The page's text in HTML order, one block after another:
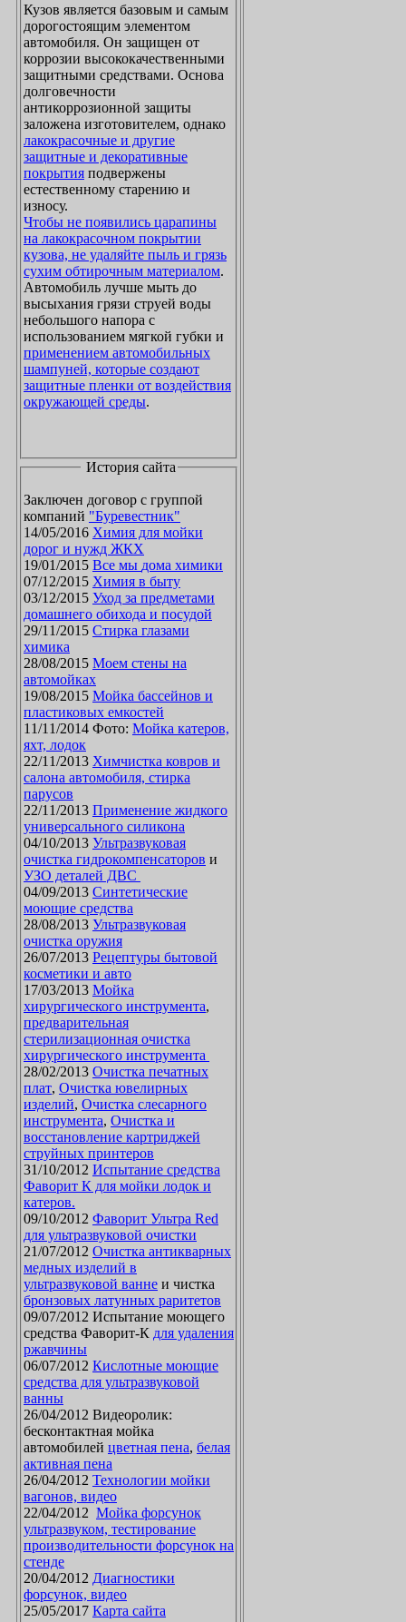
Кузов является базовым и самым
дорогостоящим элементом
автомобиля. Он защищен от
коррозии высококачественными
защитными средствами. Основа
долговечности
антикоррозионной защиты
заложена изготовителем, однако
лакокрасочные и другие
защитные и декоративные
покрытия подвержены
естественному старению и
износу.
Чтобы не появились царапины
на лакокрасочном покрытии
кузова, не удаляйте пыль и грязь
сухим обтирочным материалом.
Автомобиль лучше мыть до
высыхания грязи струей воды
небольшого напора с
использованием мягкой губки и
применением автомобильных
шампуней, которые создают
защитные пленки от воздействия
окружающей среды.
История сайта
Заключен договор с группой
компаний "Буревестник"
14/05/2016 Химия для мойки
дорог и нужд ЖКХ
19/01/2015
Все мы дома химики
07/12/2015 Химия в быту
03/12/2015 Уход за предметами
домашнего обихода и посудой
29/11/2015 Стирка глазами
химика
28/08/2015 Моем стены на
автомойках
19/08/2015 Мойка бассейнов и
пластиковых емкостей
11/11/2014 Фото: Мойка катеров,
яхт, лодок
22/11/2013 Химчистка ковров и
салона автомобиля, стирка
парусов
22/11/2013 Применение жидкого
универсального силикона
04/10/2013 Ультразвуковая
очистка гидрокомпенсаторов и
УЗО деталей ДВС
04/09/2013 Синтетические
моющие средства
28/08/2013 Ультразвуковая
очистка оружия
26/07/2013 Рецептуры бытовой
косметики и авто
17/03/2013 Мойка
хирургического инструмента,
предварительная
стерилизационная очистка
хирургического инструмента
28/02/2013 Очистка печатных
плат, Очистка ювелирных
изделий, Очистка слесарного
инструмента, Очистка и
восстановление картриджей
струйных принтеров
31/10/2012 Испытание средства
Фаворит К для мойки лодок и
катеров.
09/10/2012 Фаворит Ультра Red
для ультразвуковой очистки
21/07/2012 Очистка антикварных
медных изделий в
ультразвуковой ванне и чистка
бронзовых латунных раритетов
09/07/2012 Испытание моющего
средства Фаворит-К для удаления
ржавчины
06/07/2012 Кислотные моющие
средства для ультразвуковой
ванны
26/04/2012 Видеоролик:
бесконтактная мойка
автомобилей цветная пена, белая
активная пена
26/04/2012 Технологии мойки
вагонов, видео
22/04/2012 Мойка форсунок
ультразвуком, тестирование
производительности форсунок на
стенде
20/04/2012 Диагностики
форсунок, видео
25/05/2017 Карта сайта